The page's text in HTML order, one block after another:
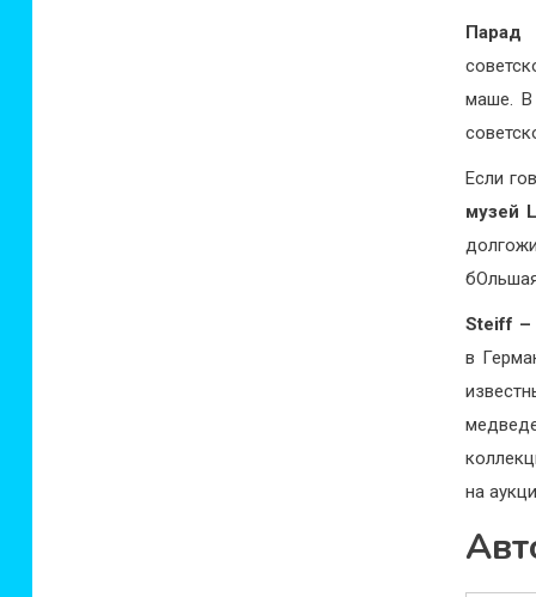
Парад
маше. В
Если
музей
Steiff –
в
на